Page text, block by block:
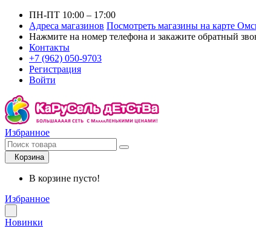
ПН-ПТ 10:00 – 17:00
Адреса магазинов Посмотреть магазины на карте
Нажмите на номер телефона и закажите обратный
Контакты
+7 (962) 050-9703
Регистрация
Войти
Избранное
Корзина
В корзине пусто!
Избранное
Новинки